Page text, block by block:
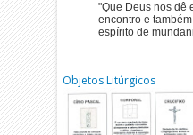
"Que Deus nos dê
encontro e
espírito de
Objetos Litúrgicos